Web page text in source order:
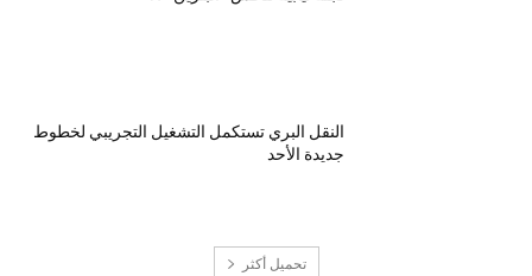
النقل البري تستكمل التشغيل التجريبي لخطوط
جديدة الأحد
تحميل أكثر